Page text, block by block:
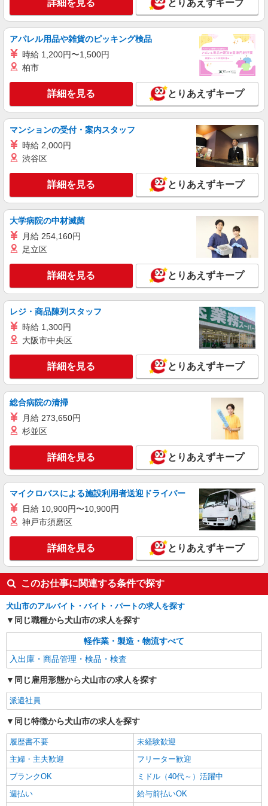
詳細を見る とりあえずキープ
アパレル用品や雑貨のピッキング検品
時給 1,200円〜1,500円
柏市
詳細を見る とりあえずキープ
マンションの受付・案内スタッフ
時給 2,000円
渋谷区
詳細を見る とりあえずキープ
大学病院の中材滅菌
月給 254,160円
足立区
詳細を見る とりあえずキープ
レジ・商品陳列スタッフ
時給 1,300円
大阪市中央区
詳細を見る とりあえずキープ
総合病院の清掃
月給 273,650円
杉並区
詳細を見る とりあえずキープ
マイクロバスによる施設利用者送迎ドライバー
日給 10,900円〜10,900円
神戸市須磨区
詳細を見る とりあえずキープ
このお仕事に関連する条件で探す
犬山市のアルバイト・バイト・パートの求人を探す
同じ職種から犬山市の求人を探す
軽作業・製造・物流すべて
入出庫・商品管理・検品・検査
同じ雇用形態から犬山市の求人を探す
派遣社員
同じ特徴から犬山市の求人を探す
履歴書不要
未経験歓迎
主婦・主夫歓迎
フリーター歓迎
ブランクOK
ミドル（40代～）活躍中
週払い
給与前払いOK